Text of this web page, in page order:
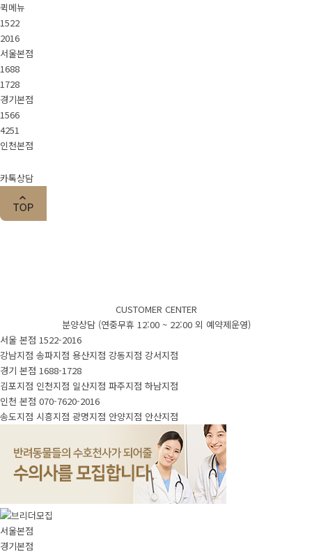
퀵메뉴
1522
2016
서울본점
1688
1728
경기본점
1566
4251
인천본점
카톡상담
CUSTOMER CENTER
분양상담 (연중무휴 12:00 ~ 22:00 외 예약제운영)
서울 본점 1522-2016
강남지점 송파지점 용산지점 강동지점 강서지점
경기 본점 1688-1728
김포지점 인천지점 일산지점 파주지점 하남지점
인천 본점 070-7620-2016
송도지점 시흥지점 광명지점 안양지점 안산지점
서울본점
경기본점